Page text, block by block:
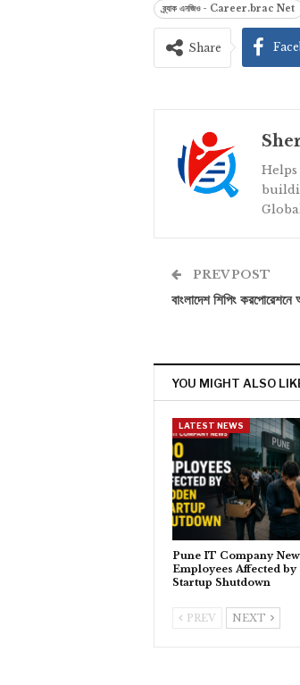
ব্র্যাক এনজিও - Career.brac Net
Share
PREV POST
বাংলাদেশ শিপিং করপোরেশনে
YOU MIGHT ALSO
LATEST NEWS
Pune IT Company
Employees Affected by
Startup Shutdown
PREV NEXT